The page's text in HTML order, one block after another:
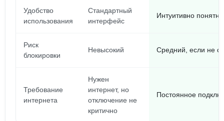
Удобство
использования
Стандартный
интерфейс
Интуитивно
Риск
блокировки
Невысокий Средний, если не
Требование
интернета
Нужен
интернет, но
отключение не
критично
Постоянное